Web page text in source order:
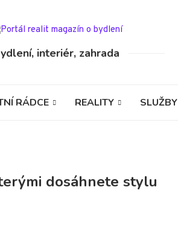
interiér, zahrada
RÁDCE REALITY SLUŽBY
dosáhnete stylu